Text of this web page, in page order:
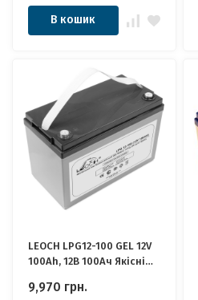
Котла, Інвертора, ДБЖ,
Панелей Сонячних
В кошик
LEOCH LPG12-100 GEL 12V
100Ah, 12В 100Ач Якісні
Інвертора, ДБЖ, Панелей
9,970 грн.